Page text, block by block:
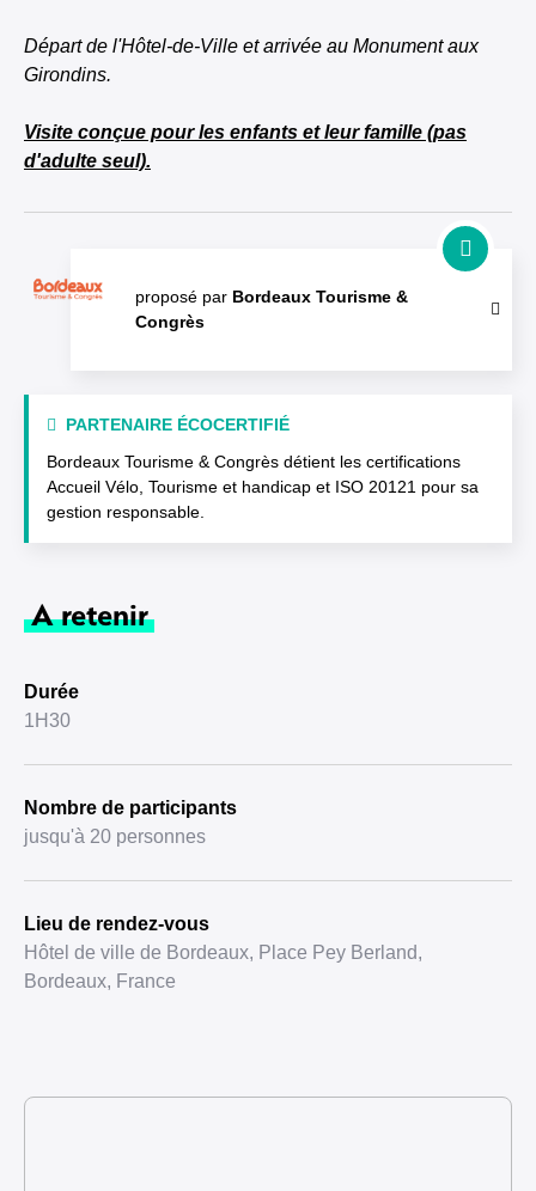
Départ de l'Hôtel-de-Ville et arrivée au Monument aux
Girondins.
Visite conçue pour les enfants et leur famille (pas
d'adulte seul).
proposé par Bordeaux Tourisme &
Congrès
PARTENAIRE ÉCOCERTIFIÉ
Bordeaux Tourisme & Congrès détient les certifications
Accueil Vélo, Tourisme et handicap et ISO 20121 pour sa
gestion responsable.
A retenir
Durée
1H30
Nombre de participants
jusqu'à 20 personnes
Lieu de rendez-vous
Hôtel de ville de Bordeaux, Place Pey Berland,
Bordeaux, France